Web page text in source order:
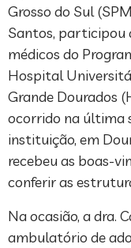
Grosso do Sul
Santos, participou
médicos do
Hospital
Grande Dourados
ocorrido na última
instituição, em
recebeu as boas-
conferir as
Na ocasião, a dra.
ambulatório de